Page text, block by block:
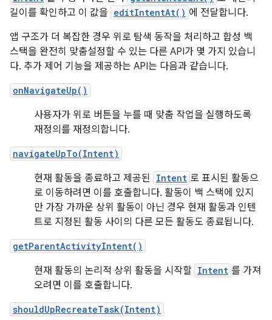
길이를 확인하고 이 값을 editIntentAt() 에 전달합니다.
앱 구조가 더 복잡한 경우 위로 탐색 동작을 처리하고 합성 백
스택을 완전히 맞춤설정할 수 있는 다른 API가 몇 가지 있습니
다. 추가 제어 기능을 제공하는 API는 다음과 같습니다.
onNavigateUp()
사용자가 위로 버튼을 누를 때 맞춤 작업을 실행하도록
재정의를 재정의합니다.
navigateUpTo(Intent)
현재 활동을 종료하고 제공된 Intent 로 표시된 활동으
로 이동하려면 이를 호출합니다. 활동이 백 스택에 있지
만 가장 가까운 상위 활동이 아닌 경우 현재 활동과 인텐
트로 지정된 활동 사이의 다른 모든 활동도 종료됩니다.
getParentActivityIntent()
현재 활동의 논리적 상위 활동을 시작할 Intent 를 가져
오려면 이를 호출합니다.
shouldUpRecreateTask(Intent)